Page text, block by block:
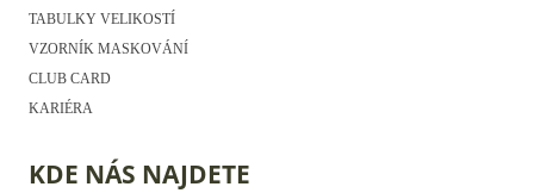
TABULKY VELIKOSTÍ
VZORNÍK MASKOVÁNÍ
CLUB CARD
KARIÉRA
KDE NÁS NAJDETE